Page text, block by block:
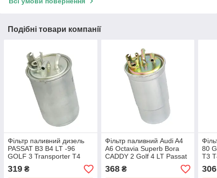
Подібні товари компанії
Фільтр паливний дизель
PASSAT B3 B4 LT -96
GOLF 3 Transporter T4
виробник DENCKERMANN
319 ₴
Фільтр паливний Audi A4
A6 Octavia Superb Bora
CADDY 2 Golf 4 LT Passat
B5
368₴
80
T3
35
306